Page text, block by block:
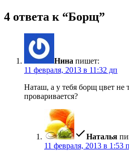
4 ответа к “Борщ”
Нина пишет:
11 февраля, 2013 в 11:32 дп
Наташ, а у тебя борщ цвет не
проваривается?
Наталья
11 февраля, 2013 в 1:53